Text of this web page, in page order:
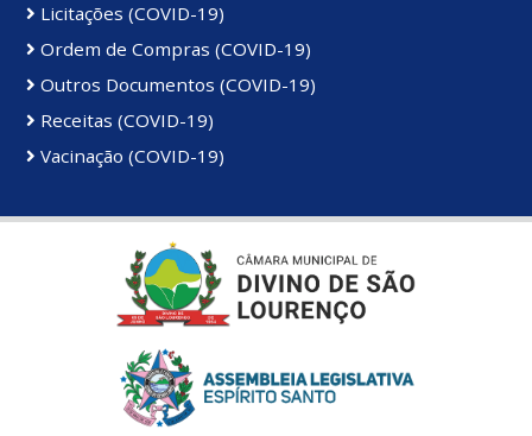
Licitações (COVID-19)
Ordem de Compras (COVID-19)
Outros Documentos (COVID-19)
Receitas (COVID-19)
Vacinação (COVID-19)